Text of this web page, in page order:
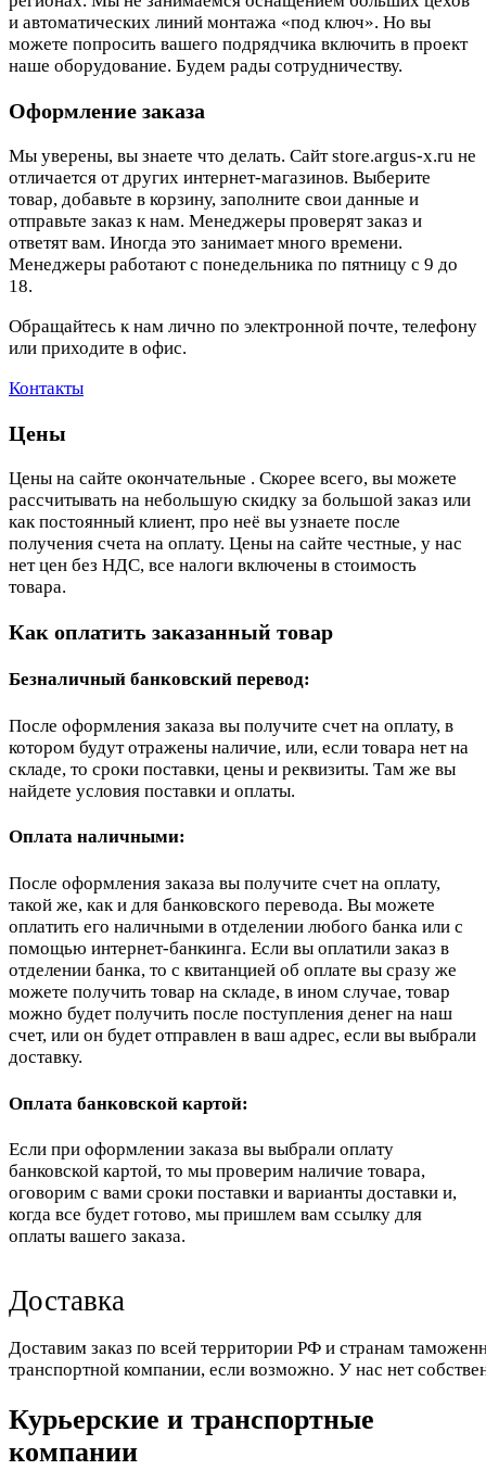
и автоматических линий монтажа «под ключ». Но вы
можете попросить вашего подрядчика включить в проект
наше оборудование. Будем рады сотрудничеству.
Оформление заказа
Мы уверены, вы знаете что делать. Сайт store.argus-x.ru не
отличается от других интернет-магазинов. Выберите
товар, добавьте в корзину, заполните свои данные и
отправьте заказ к нам. Менеджеры проверят заказ и
ответят вам. Иногда это занимает много времени.
Менеджеры работают с понедельника по пятницу с 9 до
18.
Обращайтесь к нам лично по электронной почте, телефону
или приходите в офис.
Контакты
Цены
Цены на сайте окончательные . Скорее всего, вы можете
рассчитывать на небольшую скидку за большой заказ или
как постоянный клиент, про неё вы узнаете после
получения счета на оплату. Цены на сайте честные, у нас
нет цен без НДС, все налоги включены в стоимость
товара.
Как оплатить заказанный товар
Безналичный банковский перевод:
После оформления заказа вы получите счет на оплату, в
котором будут отражены наличие, или, если товара нет на
складе, то сроки поставки, цены и реквизиты. Там же вы
найдете условия поставки и оплаты.
Оплата наличными:
После оформления заказа вы получите счет на оплату,
такой же, как и для банковского перевода. Вы можете
оплатить его наличными в отделении любого банка или с
помощью интернет-банкинга. Если вы оплатили заказ в
отделении банка, то с квитанцией об оплате вы сразу же
можете получить товар на складе, в ином случае, товар
можно будет получить после поступления денег на наш
счет, или он будет отправлен в ваш адрес, если вы выбрали
доставку.
Оплата банковской картой:
Если при оформлении заказа вы выбрали оплату
банковской картой, то мы проверим наличие товара,
оговорим с вами сроки поставки и варианты доставки и,
когда все будет готово, мы пришлем вам ссылку для
оплаты вашего заказа.
Доставка
Доставим заказ по всей территории РФ и странам
транспортной компании, если возможно. У нас нет
Курьерские и транспортные
компании